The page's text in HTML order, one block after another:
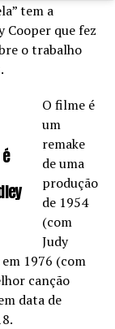
tem a
Cooper que fez
o trabalho
O filme é
um
remake
de uma
produção
de 1954
(com
Judy
1976 (com
canção
data de